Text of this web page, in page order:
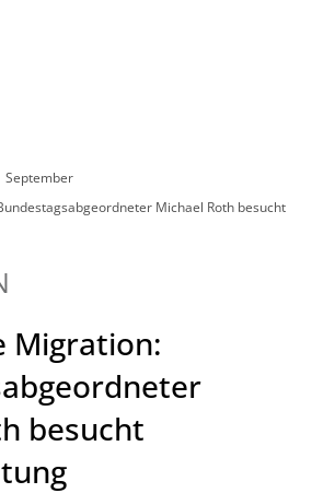
September
Michael Roth besucht
Migration:
besucht